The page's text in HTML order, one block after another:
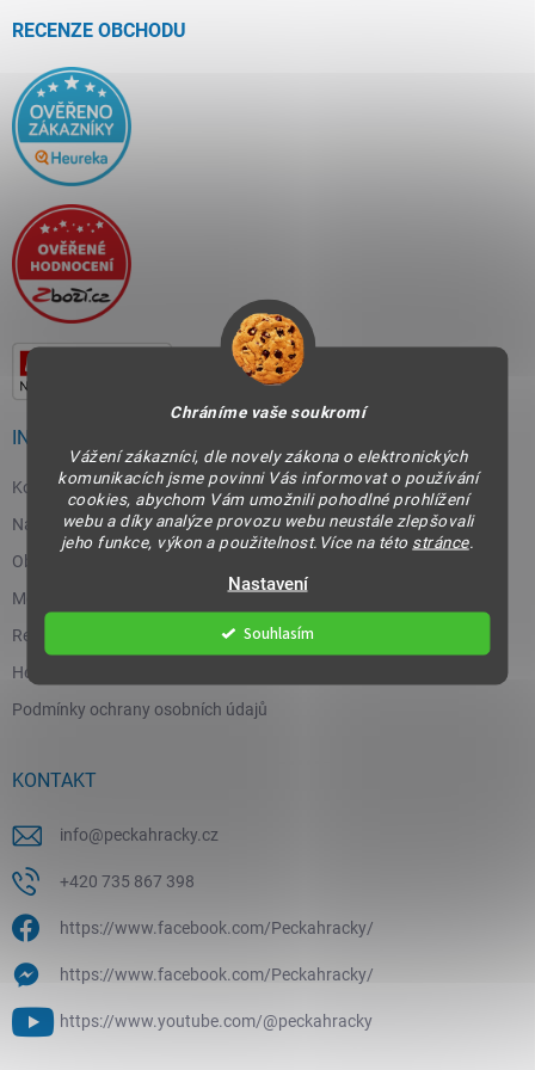
Chráníme vaše soukromí
Vážení zákazníci, dle novely zákona o elektronických
komunikacích jsme povinni Vás informovat o používání
cookies, abychom Vám umožnili pohodlné prohlížení
webu a díky analýze provozu webu neustále zlepšovali
jeho funkce, výkon a použitelnost.Více na této stránce.
Nastavení
Souhlasím
RECENZE OBCHODU
INFORMACE PRO VÁS
Kontakty
Napište nám
Obchodní podmínky
Moje objednávka
Reklamace a vrácení zboží
Hodnocení obchodu
Podmínky ochrany osobních údajů
KONTAKT
info@peckahracky.cz
+420 735 867 398
https://www.facebook.com/Peckahracky/
https://www.facebook.com/Peckahracky/
https://www.youtube.com/@peckahracky